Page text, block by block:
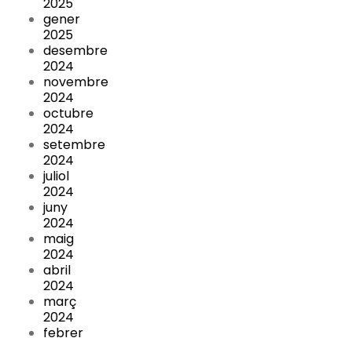
gener
2025
desembre
2024
novembre
2024
octubre
2024
setembre
2024
juliol
2024
juny
2024
maig
2024
abril
2024
març
2024
febrer